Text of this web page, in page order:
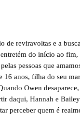
de reviravoltas e a
do início ao fim,
pessoas que
16 anos, filha do seu
Owen
daqui, Hannah e
perceber quem é